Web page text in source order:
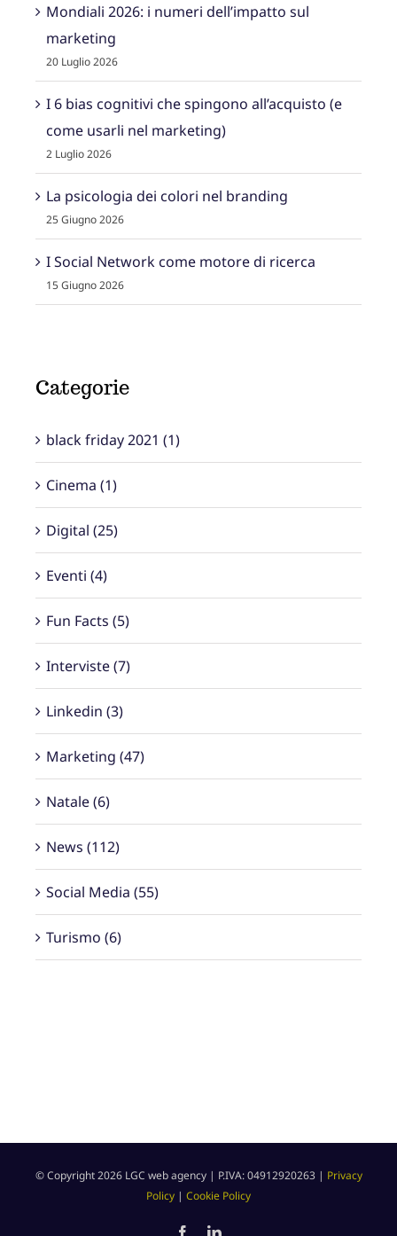
Mondiali 2026: i numeri dell’impatto sul
marketing
20 Luglio 2026
I 6 bias cognitivi che spingono all’acquisto (e
come usarli nel marketing)
2 Luglio 2026
La psicologia dei colori nel branding
25 Giugno 2026
I Social Network come motore di ricerca
15 Giugno 2026
Categorie
black friday 2021 (1)
Cinema (1)
Digital (25)
Eventi (4)
Fun Facts (5)
Interviste (7)
Linkedin (3)
Marketing (47)
Natale (6)
News (112)
Social Media (55)
Turismo (6)
© Copyright2026 LGC web agency | P.IVA: 04912920263 | Privacy
Policy | Cookie Policy
FacebookLinkedIn